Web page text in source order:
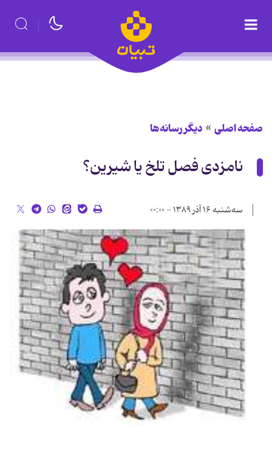
صفحه اصلی دیگر رسانه‌ها
نامزدی فصل تلخ یا شیرین؟
سه‌شنبه ۱۶ آذر ۱۳۸۹ - ۰۰:۰۰